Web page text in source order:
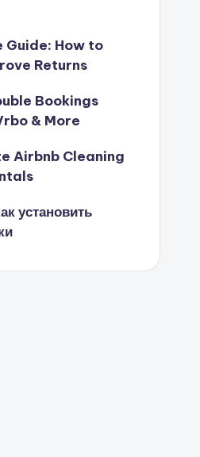
Guide: How to
Returns
Bookings
& More
Airbnb Cleaning
установить